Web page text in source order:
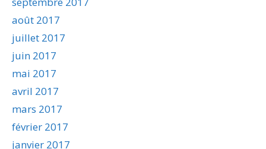
août 2017
juillet 2017
juin 2017
mai 2017
avril 2017
mars 2017
février 2017
janvier 2017